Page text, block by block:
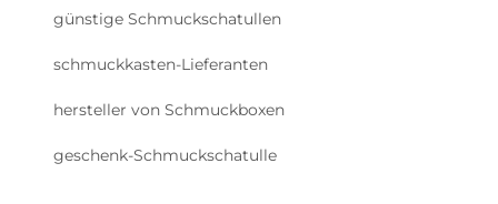
günstige Schmuckschatullen
schmuckkasten-Lieferanten
hersteller von Schmuckboxen
geschenk-Schmuckschatulle